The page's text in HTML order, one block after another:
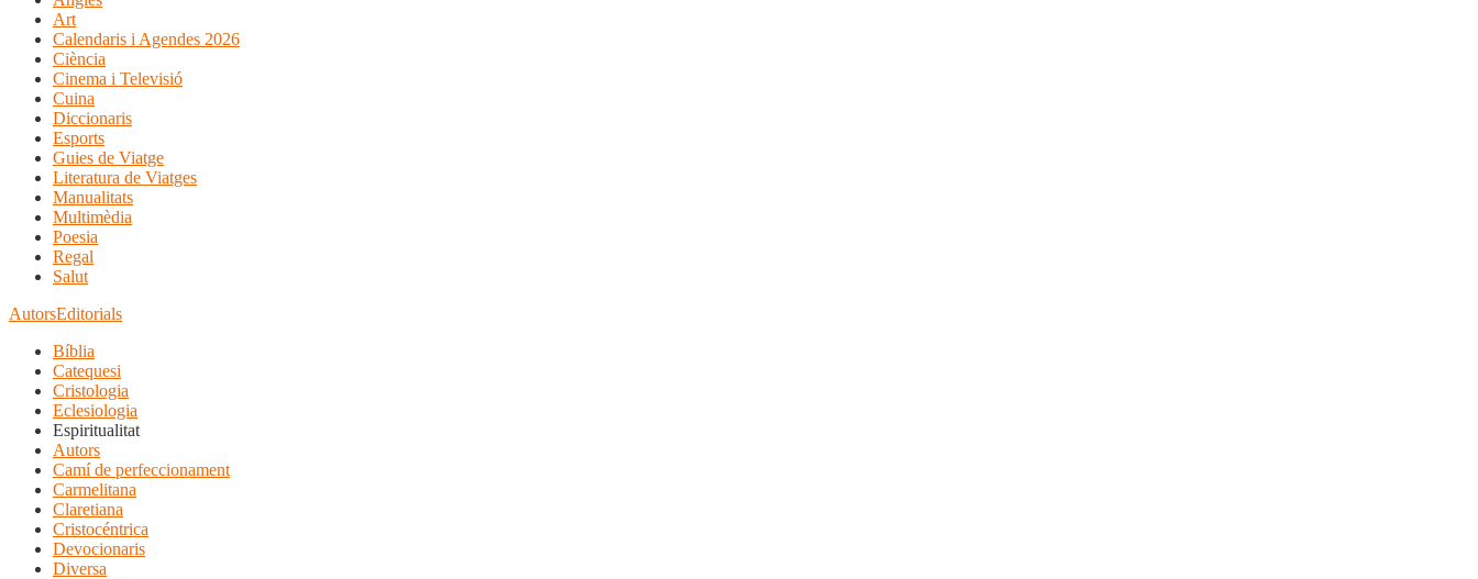
Art
Calendaris i Agendes 2026
Ciència
Cinema i Televisió
Cuina
Diccionaris
Esports
Guies de Viatge
Literatura de Viatges
Manualitats
Multimèdia
Poesia
Regal
Salut
AutorsEditorials
Bíblia
Catequesi
Cristologia
Eclesiologia
Espiritualitat
Autors
Camí de perfeccionament
Carmelitana
Claretiana
Cristocéntrica
Devocionaris
Diversa